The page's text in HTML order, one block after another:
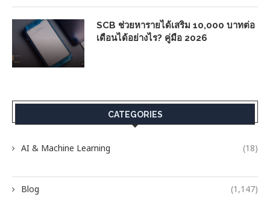
SCB ช่วยหารายได้เสริม 10,000 บาทต่อ
เดือนได้อย่างไร? คู่มือ 2026
CATEGORIES
AI & Machine Learning (18)
Blog (1,147)